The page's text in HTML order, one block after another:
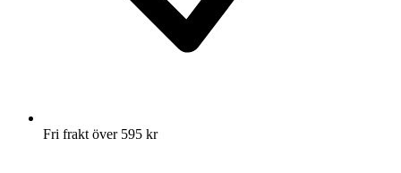
Fri frakt över 595 kr